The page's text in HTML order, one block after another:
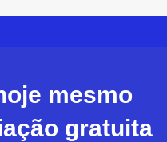
mesmo
gratuita